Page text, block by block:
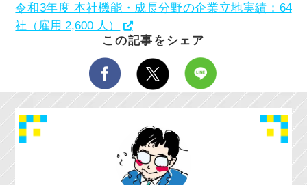
令和3年度 本社機能・成長分野の企業立地実績：64
社（雇用 2,600 人）
この記事をシェア